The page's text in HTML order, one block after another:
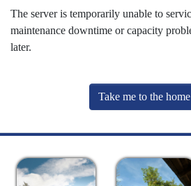
The server is temporarily unable to
maintenance downtime or capacity
later.
Take me to the